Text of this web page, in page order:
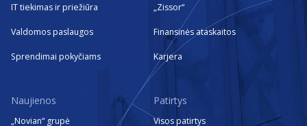
IT tiekimas ir priežiūra
Valdomos paslaugos
Sprendimai pokyčiams
„Zissor“
Finansinės ataskaitos
Karjera
Naujienos
„Novian“ grupė
Patirtys
Visos patirtys